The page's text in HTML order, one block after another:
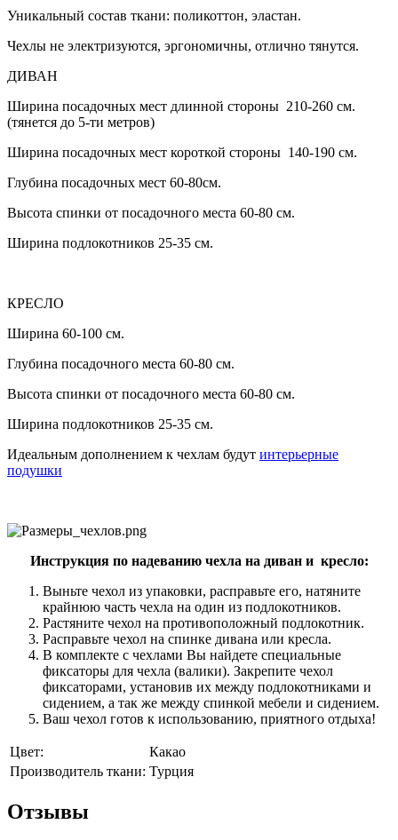
Уникальный состав ткани: поликоттон, эластан.
Чехлы не электризуются, эргономичны, отлично тянутся.
ДИВАН
Ширина посадочных мест длинной стороны 210-260 см.
(тянется до 5-ти метров)
Ширина посадочных мест короткой стороны 140-190 см.
Глубина посадочных мест 60-80см.
Высота спинки от посадочного места 60-80 см.
Ширина подлокотников 25-35 см.
КРЕСЛО
Ширина 60-100 см.
Глубина посадочного места 60-80 см.
Высота спинки от посадочного места 60-80 см.
Ширина подлокотников 25-35 см.
Идеальным дополнением к чехлам будут интерьерные
подушки
Инструкция по надеванию чехла на диван и кресло:
Выньте чехол из упаковки, расправьте его, натяните
крайнюю часть чехла на один из подлокотников.
Растяните чехол на противоположный подлокотник.
Расправьте чехол на спинке дивана или кресла.
В комплекте с чехлами Вы найдете специальные
фиксаторы для чехла (валики). Закрепите чехол
фиксаторами, установив их между подлокотниками и
сидением, а так же между спинкой мебели и сидением.
Ваш чехол готов к использованию, приятного отдыха!
Цвет:
Какао
Производитель ткани: Турция
Отзывы